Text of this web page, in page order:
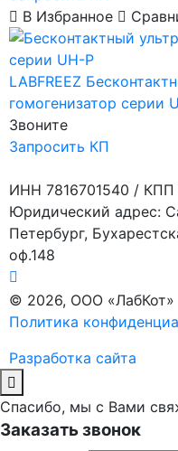
В Избранное
LABFREEZ
гомогенизатор серии
Звоните
Запросить КП
ИНН 7816701540 / КПП
Юридический адрес:
Петербург,
оф.148
© 2026, ООО «ЛабКот»
Политика
Разработка сайта
Спасибо, мы с Вами
Заказать звонок